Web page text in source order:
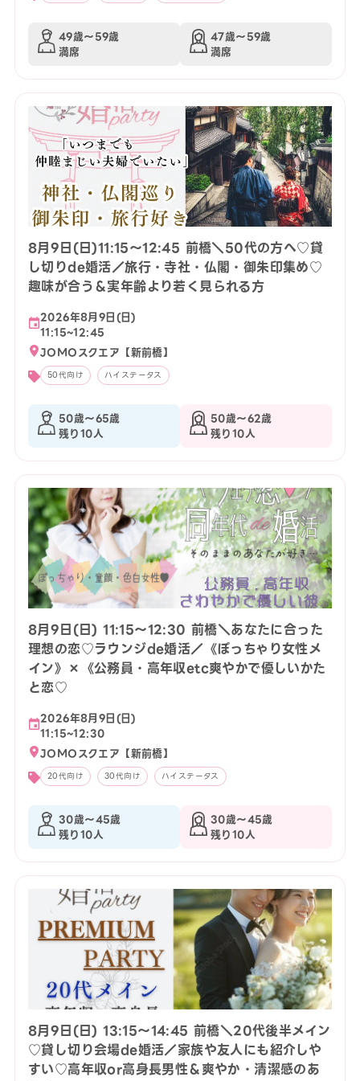
49歳〜59歳
満席
47歳〜59歳
満席
8月9日(日)11:15〜12:45 前橋＼50代の方へ♡貸
し切りde婚活／旅行・寺社・仏閣・御朱印集め♡
趣味が合う＆実年齢より若く見られる方
2026年8月9日(日)
11:15~12:45
JOMOスクエア【新前橋】
50代向け ハイステータス
50歳〜65歳
残り10人
50歳〜62歳
残り10人
8月9日(日) 11:15〜12:30 前橋＼あなたに合った
理想の恋♡ラウンジde婚活／《ぽっちゃり女性メ
イン》×《公務員・高年収etc爽やかで優しいかた
と恋♡
2026年8月9日(日)
11:15~12:30
JOMOスクエア【新前橋】
20代向け 30代向け ハイステータス
30歳〜45歳
残り10人
30歳〜45歳
残り10人
8月9日(日) 13:15〜14:45 前橋＼20代後半メイン
♡貸し切り会場de婚活／家族や友人にも紹介しや
すい♡高年収or高身長男性＆爽やか・清潔感のあ